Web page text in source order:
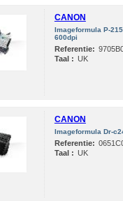
CANON
Imageformula P-
600dpi
Referentie:
Taal : UK
CANON
Imageformula Dr-
Referentie:
Taal : UK